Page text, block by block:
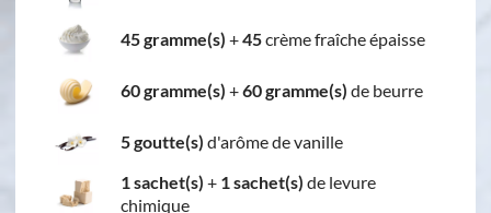
45 gramme(s) +45crème fraîche épaisse
60 gramme(s) +60 gramme(s) de beurre
5 goutte(s) d'arôme de vanille
1 sachet(s) + 1 sachet(s) de levure
chimique